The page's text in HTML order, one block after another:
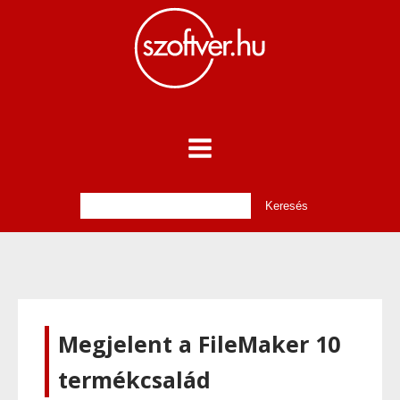
Megjelent a FileMaker 10
termékcsalád